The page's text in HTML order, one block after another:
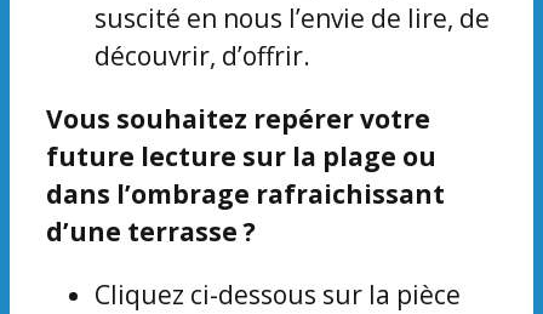
suscité en nous l’envie de lire, de
découvrir, d’offrir.
Vous souhaitez repérer votre
future lecture sur la plage ou
dans l’ombrage rafraichissant
d’une terrasse ?
Cliquez ci-dessous sur la pièce